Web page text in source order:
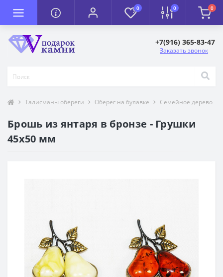
0 0 0
+7(916) 365-83-47
Заказать звонок
Талисманы обереги Оберег на булавке Семейное дерево
Брошь из янтаря в бронзе - Грушки
45х50 мм